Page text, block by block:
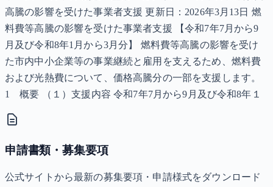
高騰の影響を受けた事業者支援 更新日：2026年3月13日 燃
料費等高騰の影響を受けた事業者支援 【令和7年7月から9
月及び令和8年1月から3月分】 燃料費等高騰の影響を受け
た市内中小企業等の事業継続と雇用を支えるため、燃料費
および光熱費について、価格高騰分の一部を支援します。
1 概要 （１）支援内容 令和7年7月から9月及び令和8年１
申請書類・募集要項
公式サイトから最新の募集要項・申請様式をダウンロード